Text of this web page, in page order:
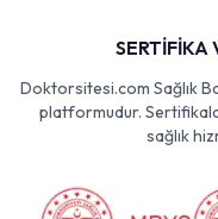
SERTİFİKA
Doktorsitesi.com Sağlık
platformudur.
sağlık